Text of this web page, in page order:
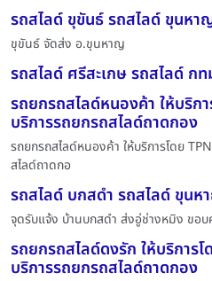
รถสไลด์ ขุขันธ์ รถสไลด์ ขุนหา
ขุขันธ์ จัดส่ง อ.ขุนหาญ
รถสไลด์ ศรีสะเกษ รถสไลด์ กท
รถยกรถสไลด์หนองค้า ให้บริก
บริการรถยกรถสไลด์ถาดกอง
รถยกรถสไลด์หนองค้า ให้บริการโดย
สไลด์ถาดกอ
รถสไลด์ บกสดำ รถสไลด์ ขุนห
จุดรับแจ้ง บ้านบกสดำ ส่งอู่ช่างหมิง ขอ
รถยกรถสไลด์ดงรัก ให้บริการ
บริการรถยกรถสไลด์ถาดกอง